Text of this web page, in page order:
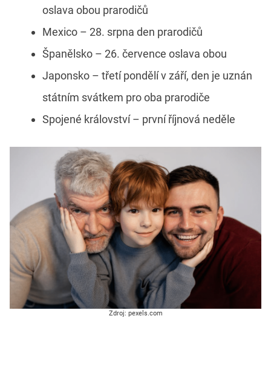
oslava obou prarodičů
Mexico – 28. srpna den prarodičů
Španělsko – 26. července oslava obou
Japonsko – třetí pondělí v září, den je uznán
státním svátkem pro oba prarodiče
Spojené království – první říjnová neděle
Zdroj: pexels.com